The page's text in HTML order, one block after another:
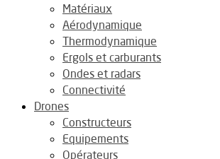
Matériaux
Aérodynamique
Thermodynamique
Ergols et carburants
Ondes et radars
Connectivité
Drones
Constructeurs
Equipements
Opérateurs